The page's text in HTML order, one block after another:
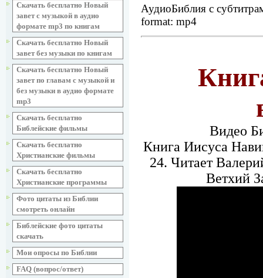
Скачать бесплатно Новый
завет с музыкой в аудио
формате mp3 по книгам
Скачать бесплатно Новый
завет без музыки по книгам
Скачать бесплатно Новый
завет по главам с музыкой и
без музыки в аудио формате
mp3
Скачать бесплатно
Библейские фильмы
Скачать бесплатно
Христианские фильмы
Скачать бесплатно
Христианские программы
Фото цитаты из Библии
смотреть онлайн
Библейские фото цитаты
скачать
Мои опросы по Библии
FAQ (вопрос/ответ)
АудиоБиблия с
format: mp4
Видео
Книга Иисуса
24. Читает
Ветхий